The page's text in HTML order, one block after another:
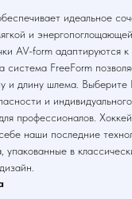
идеальное
и
AV-form адаптируются к
система FreeForm
и длину шлема. Выберите
и
профессионалов.
наши последние
упакованные в